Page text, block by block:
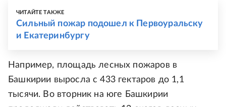
ЧИТАЙТЕ ТАКЖЕ
Сильный пожар подошел к Первоуральску
и Екатеринбургу
Например, площадь лесных пожаров в
Башкирии выросла с 433 гектаров до 1,1
тысячи. Во вторник на юге Башкирии